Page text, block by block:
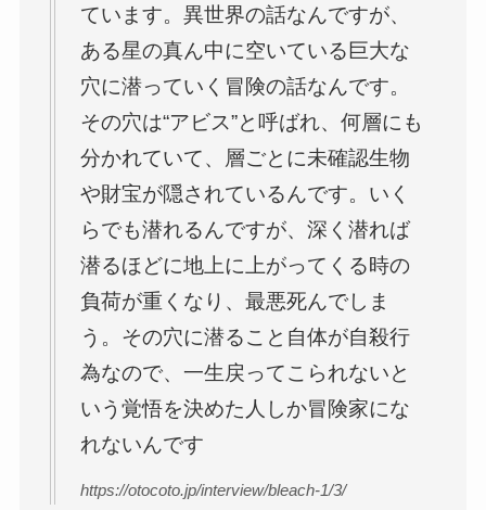
ています。異世界の話なんですが、
ある星の真ん中に空いている巨大な
穴に潜っていく冒険の話なんです。
その穴は“アビス”と呼ばれ、何層にも
分かれていて、層ごとに未確認生物
や財宝が隠されているんです。いく
らでも潜れるんですが、深く潜れば
潜るほどに地上に上がってくる時の
負荷が重くなり、最悪死んでしま
う。その穴に潜ること自体が自殺行
為なので、一生戻ってこられないと
いう覚悟を決めた人しか冒険家にな
れないんです
https://otocoto.jp/interview/bleach-1/3/